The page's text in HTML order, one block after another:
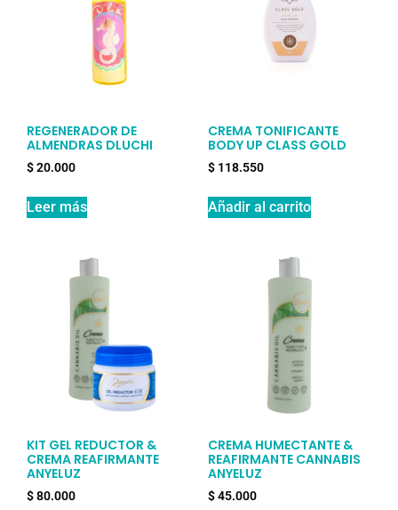
REGENERADOR DE
ALMENDRAS DLUCHI
$20.000
Leer más
CREMA TONIFICANTE
BODY UP CLASS GOLD
$ 118.550
Añadir al carrito
KIT GEL REDUCTOR &
CREMA REAFIRMANTE
ANYELUZ
$80.000
CREMA HUMECTANTE &
REAFIRMANTE CANNABIS
ANYELUZ
$45.000